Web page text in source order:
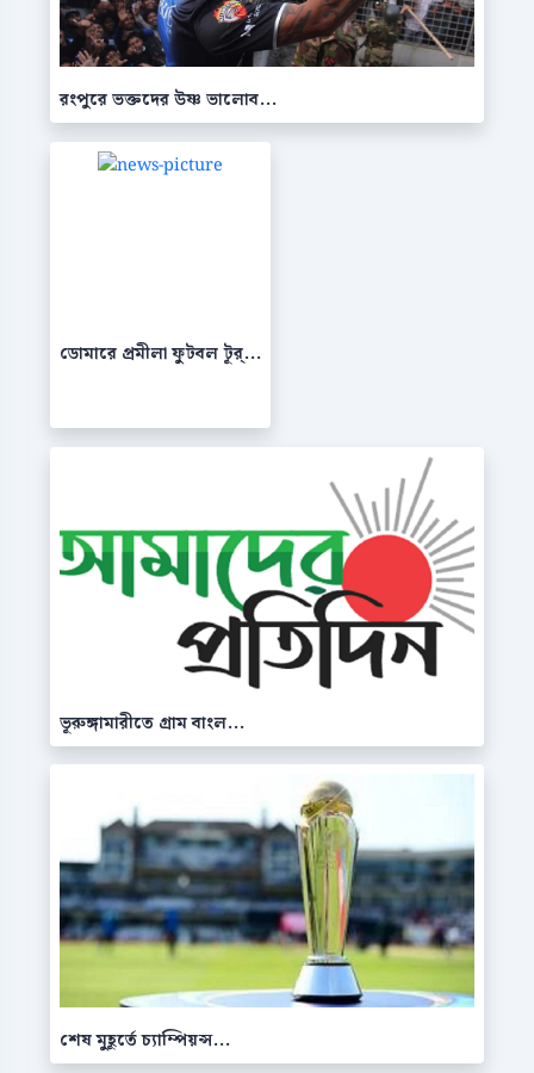
রংপুরে ভক্তদের উষ্ণ ভালোব...
ডোমারে প্রমীলা ফুটবল টূর্...
ভূরুঙ্গামারীতে গ্রাম বাংল...
শেষ মুহূর্তে চ্যাম্পিয়ন্স...